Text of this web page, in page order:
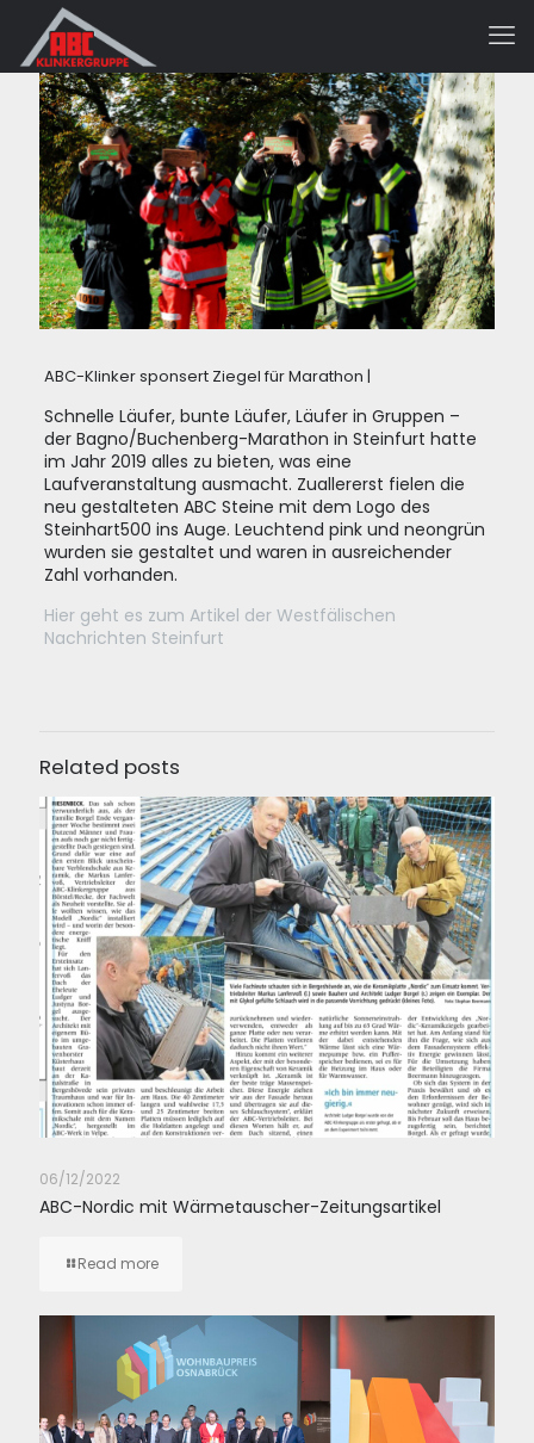
ABC-Klinker sponsert Ziegel für Marathon |
Schnelle Läufer, bunte Läufer, Läufer in Gruppen –
der Bagno/Buchenberg-Marathon in Steinfurt hatte
im Jahr 2019 alles zu bieten, was eine
Laufveranstaltung ausmacht. Zuallererst fielen die
neu gestalteten ABC Steine mit dem Logo des
Steinhart500 ins Auge. Leuchtend pink und neongrün
wurden sie gestaltet und waren in ausreichender
Zahl vorhanden.
Hier geht es zum Artikel der Westfälischen
Nachrichten Steinfurt
Related posts
06/12/2022
ABC-Nordic mit Wärmetauscher-Zeitungsartikel
Read more